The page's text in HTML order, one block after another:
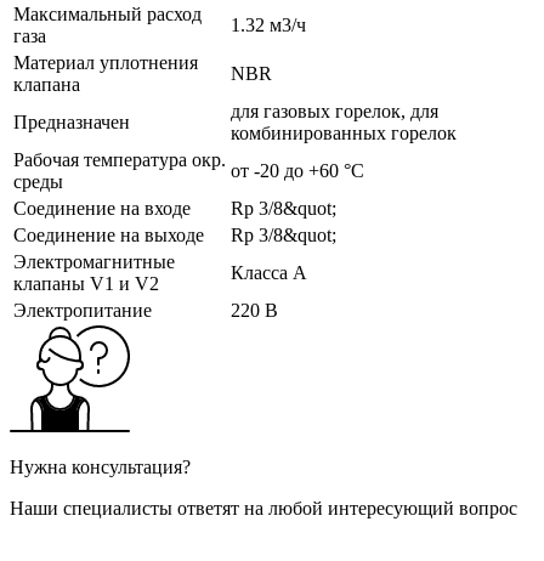
Максимальный расход
газа
1.32 м3/ч
Материал уплотнения
клапана
NBR
Предназначен
для газовых горелок, для
комбинированных горелок
Рабочая температура окр.
среды
от -20 до +60 °C
Соединение на входе
Rp 3/8&quot;
Соединение на выходе
Rp 3/8&quot;
Электромагнитные
клапаны V1 и V2
Класса А
Электропитание
220 В
Нужна консультация?
Наши специалисты ответят на любой интересующий вопрос